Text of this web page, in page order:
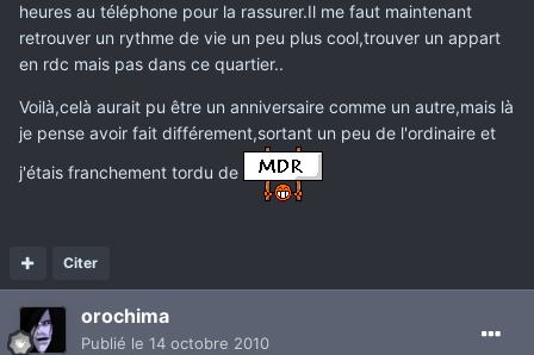
heures au téléphone pour la rassurer.Il me faut maintenant
retrouver un rythme de vie un peu plus cool,trouver un appart
en rdc mais pas dans ce quartier..
Voilà,celà aurait pu être un anniversaire comme un autre,mais là
je pense avoir fait différement,sortant un peu de l'ordinaire et
j'étais franchement tordu de
Citer
orochima
Publié le 14 octobre 2010